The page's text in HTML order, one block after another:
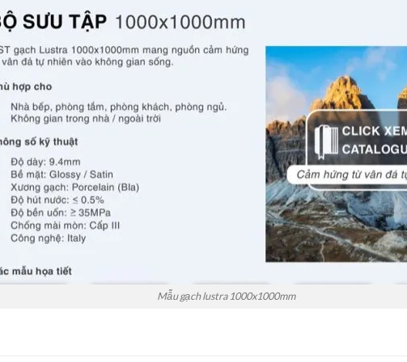
Mẫu gạch lustra 1000x1000mm